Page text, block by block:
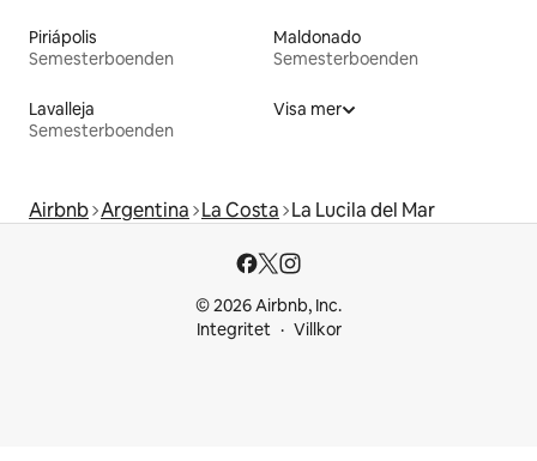
Piriápolis
Semesterboenden
Maldonado
Semesterboenden
Lavalleja
Semesterboenden
Visa mer
Airbnb Argentina La Costa La Lucila del Mar
© 2026 Airbnb, Inc.
Integritet
Villkor